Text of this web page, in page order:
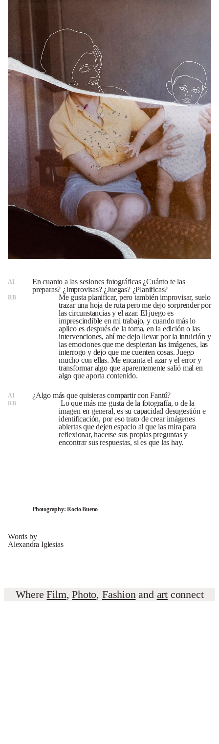
AI
En cuanto a las sesiones fotográficas ¿Cuánto te las
preparas? ¿Improvisas? ¿Juegas? ¿Planificas?
RB
Me gusta planificar, pero también improvisar, suelo
trazar una hoja de ruta pero me dejo sorprender por
las circunstancias y el azar. El juego es
imprescindible en mi trabajo, y cuando más lo
aplico es después de la toma, en la edición o las
intervenciones, ahí me dejo llevar por la intuición y
las emociones que me despiertan las imágenes, las
interrogo y dejo que me cuenten cosas. Juego
mucho con ellas. Me encanta el azar y el error y
transformar algo que aparentemente salió mal en
algo que aporta contenido.
AI ¿Algo más que quisieras compartir con Fantú?
RB
Lo que más me gusta de la fotografía, o de la
imagen en general, es su capacidad desugestión e
identificación, por eso trato de crear imágenes
abiertas que dejen espacio al que las mira para
reflexionar, hacerse sus propias preguntas y
encontrar sus respuestas, si es que las hay.
Photography: Rocío Bueno
Words by
Alexandra Iglesias
WhereFilm,Photo, Fashionand artconnect